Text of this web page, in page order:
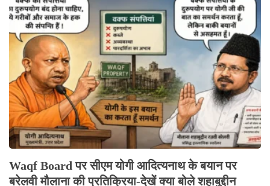
Waqf Board पर सीएम योगी आदित्यनाथ के बयान पर
बरेलवी मौलाना की प्रतिक्रिया-देखें क्या बोले शहाबुद्दीन